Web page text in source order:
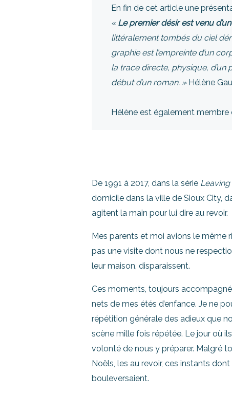
En fin de cet article une
« Le premier désir est venu
littéralement tombés du ciel
graphie est l’empreinte d’un
la trace directe, physique,
début d’un roman. »Hélène
Hélène est également membre
De 1991 à 2017, dans la série
domicile dans la ville de Sioux City,
agitent la main pour lui dire au revoir.
Mes parents et moi avions le même
pas une visite dont nous ne
leur maison, disparaissent.
Ces moments, toujours
nets de mes étés d’enfance. Je ne
répétition générale des adieux que
scène mille fois répétée. Le jour où
volonté de nous y préparer. Malgré
Noëls, les au revoir, ces instants
bouleversaient.